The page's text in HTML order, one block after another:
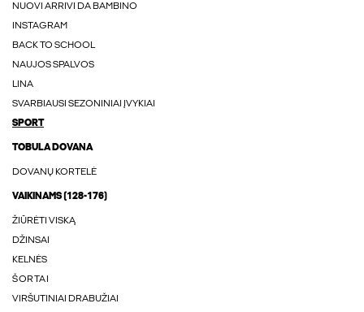
NUOVI ARRIVI DA BAMBINO
INSTAGRAM
BACK TO SCHOOL
NAUJOS SPALVOS
LINA
SVARBIAUSI SEZONINIAI ĮVYKIAI
SPORT
TOBULA DOVANA
DOVANŲ KORTELĖ
VAIKINAMS (128-176)
ŽIŪRĖTI VISKĄ
DŽINSAI
KELNĖS
ŠORTAI
VIRŠUTINIAI DRABUŽIAI